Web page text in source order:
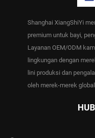
Shanghai XiangShiYi
premium untuk bayi,
Layanan OEM/ODM
lingkungan dengan
lini produksi dan
oleh merek-merek